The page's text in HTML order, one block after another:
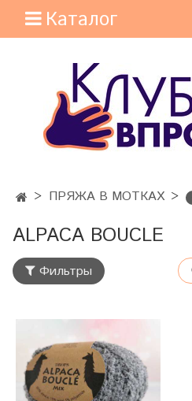
Каталог
ПРЯЖА В МОТКАХ
ALPACA BOUCLE
Фильтры